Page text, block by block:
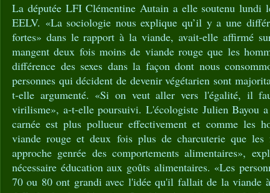
La députée LFI Clémentine Autain a elle soutenu lundi
EELV. «La sociologie nous explique qu’il y a une
fortes» dans le rapport à la viande, avait-elle affirmé
mangent deux fois moins de viande rouge que les
différence des sexes dans la façon dont nous
personnes qui décident de devenir végétarien sont
t-elle argumenté. «Si on veut aller vers l'égalité, il
virilisme», a-t-elle poursuivi. L'écologiste Julien Bayou
carnée est plus pollueur effectivement et comme les
viande rouge et deux fois plus de charcuterie que
approche genrée des comportements alimentaires»,
nécessaire éducation aux goûts alimentaires. «Les
70 ou 80 ont grandi avec l'idée qu'il fallait de la viande